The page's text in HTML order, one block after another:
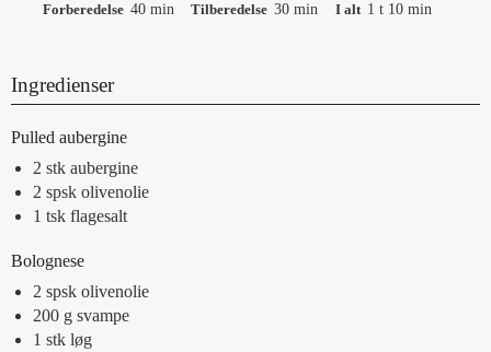
Forberedelse 40 min Tilberedelse 30 min I alt 1 t 10 min
Ingredienser
Pulled aubergine
2 stk aubergine
2 spsk olivenolie
1 tsk flagesalt
Bolognese
2 spsk olivenolie
200 g svampe
1 stk løg